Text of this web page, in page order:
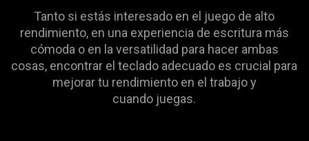
Tanto si estás interesado en el juego de alto
rendimiento, en una experiencia de escritura más
cómoda o en la versatilidad para hacer ambas
cosas, encontrar el teclado adecuado es crucial para
mejorar tu rendimiento en el trabajo y
cuando juegas.